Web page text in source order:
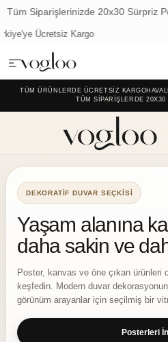
Siparişlerinizde 20x30 Sürpriz Poster
Havale ile
TÜM ÜRÜNLERDE ÜCRETSIZ KARGO
TÜM SIPARIŞLERDE 20X30
DEKORATIF DUVAR SEÇKISI
Yaşam alanına
daha sakin ve
Poster, kanvas ve öne çıkan ürünleri
keşfedin. Modern duvar
görünüm arayanlar için seçilmiş bir
Posterleri